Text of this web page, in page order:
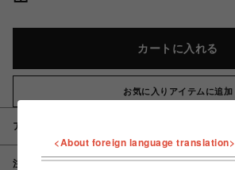
カートに入れる
お気に入りアイテムに追加
アイテム説明 / 素材
注意事項
<About foreign language translation>